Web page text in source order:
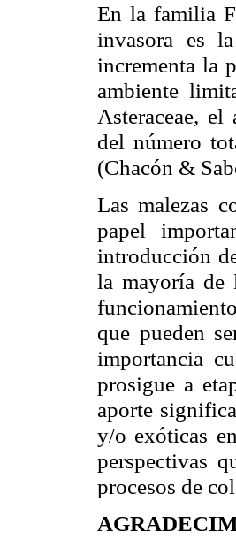
En la familia
invasora es
incrementa la
ambiente
Asteraceae,
del número
(Chacón &
Las malezas
papel
introducción
la mayoría de
que pueden
importancia
prosigue a
aporte
y/o exóticas
perspectivas
procesos de